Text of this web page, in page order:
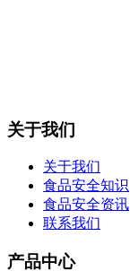
关于我们
关于我们
食品安全知识
食品安全资讯
联系我们
产品中心